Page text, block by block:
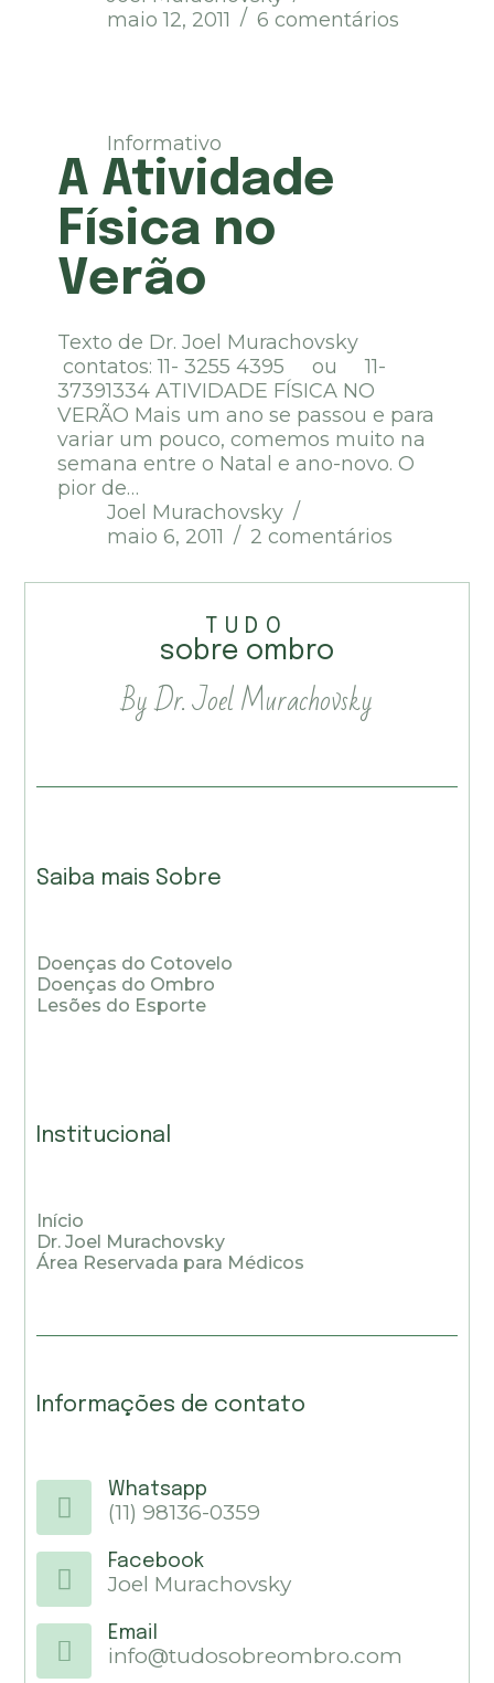
maio 12, 2011
6 comentários
Informativo
A Atividade
Física no
Verão
Texto de Dr. Joel Murachovsky
contatos: 11- 3255 4395 ou 11-
37391334 ATIVIDADE FÍSICA NO
VERÃO Mais um ano se passou e para
variar um pouco, comemos muito na
semana entre o Natal e ano-novo. O
pior de…
Joel Murachovsky
maio 6, 2011
2 comentários
TUDO
sobre ombro
By Dr. Joel Murachovsky
Saiba mais Sobre
Doenças do Cotovelo
Doenças do Ombro
Lesões do Esporte
Institucional
Início
Dr. Joel Murachovsky
Área Reservada para Médicos
Informações de contato
Whatsapp
(11) 98136-0359
Facebook
Joel Murachovsky
Email
info@tudosobreombro.com